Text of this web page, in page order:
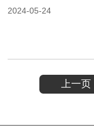
通知公告
2024-05-24
上一页